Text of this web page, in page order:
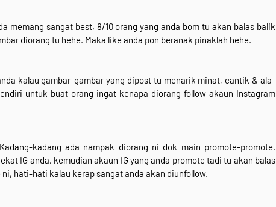
memang sangat best, 8/10 orang yang anda bom tu akan balas balik
diorang tu hehe. Maka like anda pon beranak pinaklah hehe.
kalau gambar-gambar yang dipost tu menarik minat, cantik & ala-
untuk buat orang ingat kenapa diorang follow akaun Instagram
kadang ada nampak diorang ni dok main promote-promote.
IG anda, kemudian akaun IG yang anda promote tadi tu akan balas
hati-hati kalau kerap sangat anda akan diunfollow.